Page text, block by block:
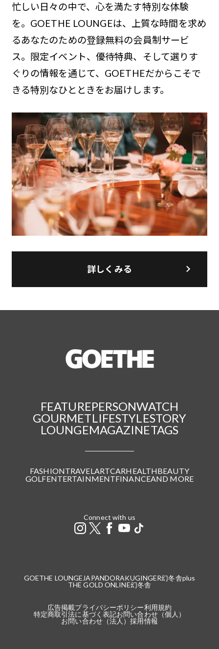
忙しい日々の中で、心を満たす特別な体験
を。GOETHE LOUNGEは、上質な時間を求め
るあなたのための登録無料の会員制サービ
ス。限定イベント、優待特典、そして選りす
ぐりの情報を通じて、GOETHEだからこそで
きる特別なひとときをお届けします。
詳しくみる
FEATUREPERSONWATCH
GOURMETLIFESTYLESTORY
LOUNGEMAGAZINETAGS
FASHIONTRAVELARTCARHEALTHBEAUTY
GOLFENTERTAINMENTFINANCEAND MORE
Connect with us
GOETHE LOUNGEJAPANDORAKUGINGER幻冬舎plus
THE GOLD ONLINE幻冬舎
広告掲載プライバシーポリシー利用規約
特定商取引法に基づく表記お問い合わせ（個人）
お問い合わせ（法人）採用情報